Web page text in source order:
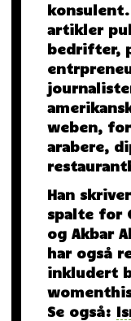
konsulent.
artikler
bedrifter,
weben,
arabere,
Han
spalte for
og Akbar
har også
inkludert
Se også: